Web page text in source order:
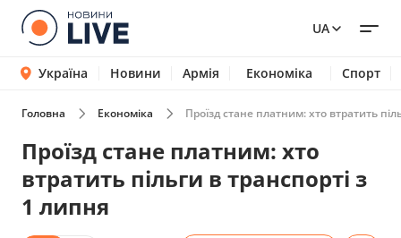
UA
Україна Новини Армія Економіка Спорт
Головна Економіка Проїзд стане платним: хто втратить
Проїзд стане платним: хто
втратить пільги в транспорті з
1 липня